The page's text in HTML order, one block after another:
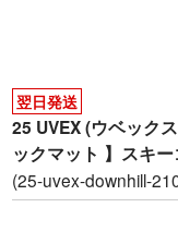
翌日発送
25 UVEX (ウベック
ックマット 】スキ
(25-uvex-downhill-